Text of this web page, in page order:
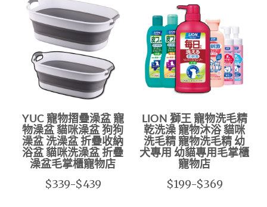
YUC 寵物摺疊澡盆 寵
物澡盆 貓咪澡盆 狗狗
澡盆 洗澡盆 折疊收納
浴盆 貓咪洗澡盆 折疊
澡盆毛掌櫃寵物店
$339-$439
LION 獅王 寵物洗毛精
乾洗澡 寵物沐浴 貓咪
洗毛精 寵物洗毛精 幼
犬專用 幼貓專用毛掌櫃
寵物店
$199-$369